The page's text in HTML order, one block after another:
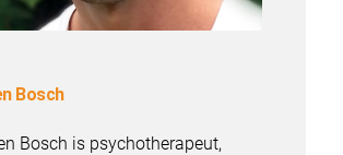
Bosch
Bosch is psychotherapeut,